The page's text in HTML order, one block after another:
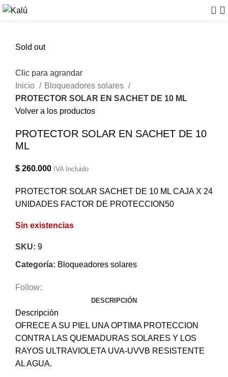
0
Sold out
Clic para agrandar
Inicio
Bloqueadores solares
PROTECTOR SOLAR EN SACHET DE 10 ML
Volver a los productos
PROTECTOR SOLAR EN SACHET DE 10
ML
$ 260.000 IVA Incluido
PROTECTOR SOLAR SACHET DE 10 ML CAJA X 24
UNIDADES FACTOR DE PROTECCION50
Sin existencias
SKU: 9
Categoría: Bloqueadores solares
Follow:
DESCRIPCIÓN
Descripción
OFRECE A SU PIEL UNA OPTIMA PROTECCION
CONTRA LAS QUEMADURAS SOLARES Y LOS
RAYOS ULTRAVIOLETA UVA-UVVB RESISTENTE
AL AGUA.